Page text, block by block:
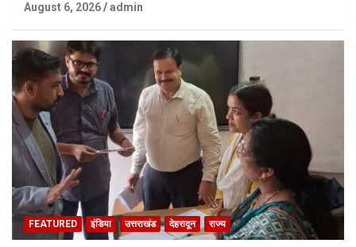
August 6, 2026 admin
FEATURED इंडिया उत्तराखंड देहरादून राज्य